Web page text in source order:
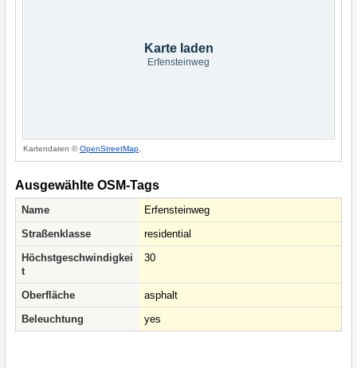
Karte laden
Erfensteinweg
Kartendaten ©OpenStreetMap
Ausgewählte OSM-Tags
Name
Erfensteinweg
Straßenklasse
residential
Höchstgeschwindigkei
t
30
Oberfläche
asphalt
Beleuchtung
yes